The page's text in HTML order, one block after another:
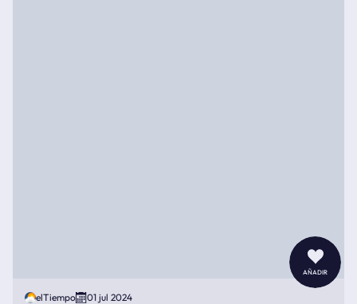
añadir
elTiempo 01 jul 2024